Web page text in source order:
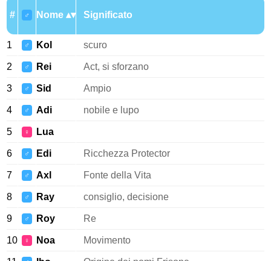
# ♂ Nome Significato
1 ♂ Kol scuro
2 ♂ Rei Act, si sforzano
3 ♂ Sid Ampio
4 ♂ Adi nobile e lupo
5 ♀ Lua
6 ♂ Edi Ricchezza Protector
7 ♂ Axl Fonte della Vita
8 ♂ Ray consiglio, decisione
9 ♂ Roy Re
10 ♀ Noa Movimento